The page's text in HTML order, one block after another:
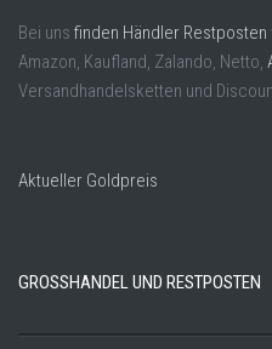
Bei uns finden Händler Restposten
Amazon, Kaufland, Zalando, Netto,
Versandhandelsketten und
Aktueller Goldpreis
GROSSHANDEL UND RESTPOSTEN